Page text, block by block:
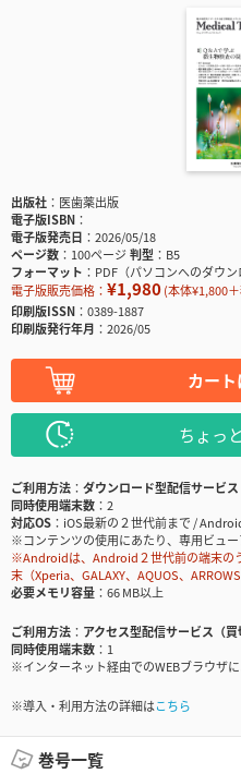
出版社
医歯薬出版
電子版ISBN
電子版発売日
2026/05/18
ページ数
100ページ判型
B5
フォーマット
PDF（パソコンへのダウン
電子版販売価格： ¥1,980(本体¥1,800
印刷版ISSN
0389-1887
印刷版発行年月
2026/05
カー
ちょっ
ご利用方法
ダウンロード型配信サービス
同時使用端末数
2
対応OS
iOS最新の２世代前まで /
※コンテンツの使用にあたり、専用ビュ
※Androidは、Android２世代前の端末の
末（Xperia、GALAXY、AQUOS、
必要メモリ容量
66 MB以上
ご利用方法
アクセス型配信サービス（買
同時使用端末数
1
※インターネット経由でのWEBブラウザ
※導入・利用方法の詳細はこちら
巻号一覧